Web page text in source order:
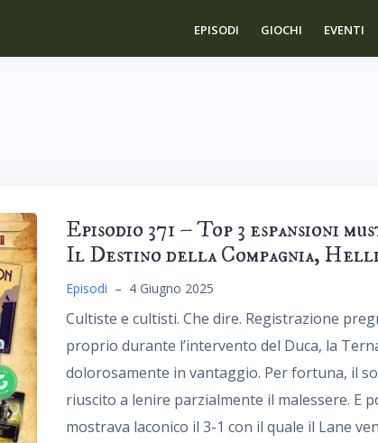
EPISODI GIOCHI EVENTI
Episodio 371 – Top 3 espansioni
Il Destino della Compagnia,
Episodi – 4 Giugno 2025
Cultiste e cultisti. Che dire. Registrazione
proprio durante l’intervento del Duca, la
dolorosamente in vantaggio. Per fortuna, il
riuscito a lenire parzialmente il malessere. E
mostrava laconico il 3-1 con il quale il Lane